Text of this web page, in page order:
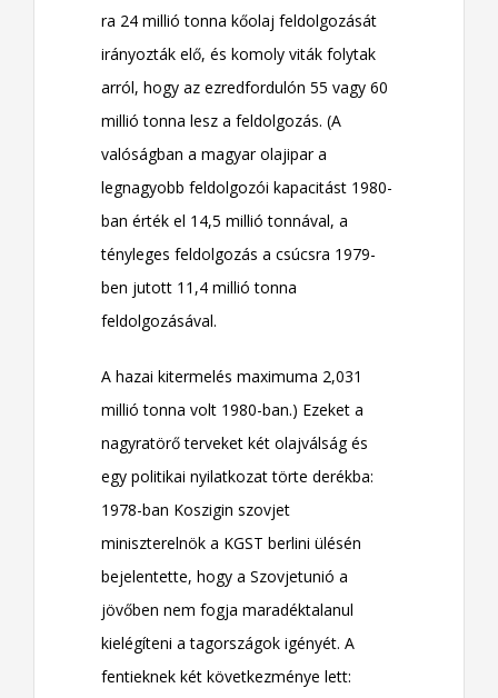
ra 24 millió tonna kőolaj feldolgozását
irányozták elő, és komoly viták folytak
arról, hogy az ezredfordulón 55 vagy 60
millió tonna lesz a feldolgozás. (A
valóságban a magyar olajipar a
legnagyobb feldolgozói kapacitást 1980-
ban érték el 14,5 millió tonnával, a
tényleges feldolgozás a csúcsra 1979-
ben jutott 11,4 millió tonna
feldolgozásával.
A hazai kitermelés maximuma 2,031
millió tonna volt 1980-ban.) Ezeket a
nagyratörő terveket két olajválság és
egy politikai nyilatkozat törte derékba:
1978-ban Koszigin szovjet
miniszterelnök a KGST berlini ülésén
bejelentette, hogy a Szovjetunió a
jövőben nem fogja maradéktalanul
kielégíteni a tagországok igényét. A
fentieknek két következménye lett: